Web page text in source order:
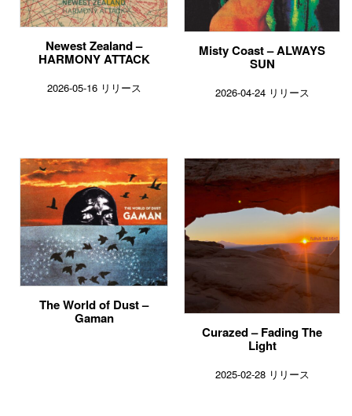
Newest Zealand –
HARMONY ATTACK
2026-05-16 リリース
Misty Coast – ALWAYS
SUN
2026-04-24 リリース
The World of Dust –
Gaman
Curazed – Fading The
Light
2025-02-28 リリース